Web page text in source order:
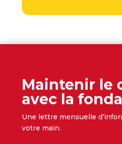
Maintenir le
avec la
Une lettre mensuelle
votre main.